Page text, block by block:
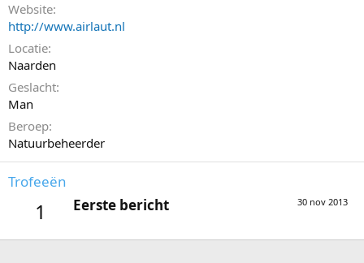
Website
http://www.airlaut.nl
Locatie
Naarden
Geslacht
Man
Beroep
Natuurbeheerder
Trofeeën
1 30 nov 2013
Eerste bericht